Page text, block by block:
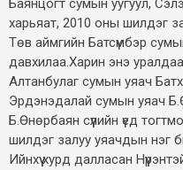
Баянцогт сумын уугуул,
харьяат, 2010 оны шилдэг
Төв аймгийн Батсүмбэр
давхилаа.Харин энэ
Алтанбулаг сумын уяач
Эрдэнэдалай сумын уяач
Б.Өнөрбаян сүүлийн үед
шилдэг залуу уяачдын нэг
Ийнхүү хурд далласан